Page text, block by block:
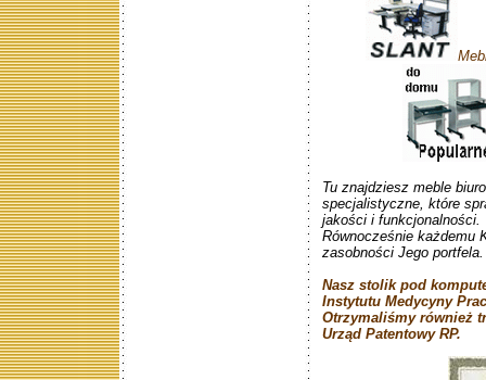
Tu znajdziesz meble
specjalistyczne, które
jakości i funkcjonalności.
Równocześnie każdemu
zasobności Jego portfela.
Nasz stolik pod
Instytutu Medycyny
Otrzymaliśmy również
Urząd Patentowy RP.